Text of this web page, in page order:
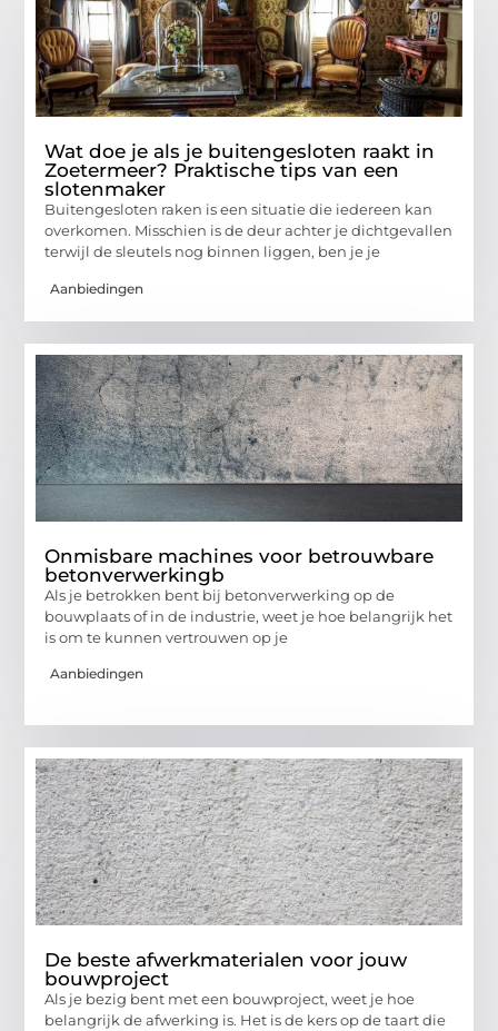
Wat doe je als je buitengesloten raakt in
Zoetermeer? Praktische tips van een
slotenmaker
Buitengesloten raken is een situatie die iedereen kan
overkomen. Misschien is de deur achter je dichtgevallen
terwijl de sleutels nog binnen liggen, ben je je
Aanbiedingen
Onmisbare machines voor betrouwbare
betonverwerkingb
Als je betrokken bent bij betonverwerking op de
bouwplaats of in de industrie, weet je hoe belangrijk het
is om te kunnen vertrouwen op je
Aanbiedingen
De beste afwerkmaterialen voor jouw
bouwproject
Als je bezig bent met een bouwproject, weet je hoe
belangrijk de afwerking is. Het is de kers op de taart die